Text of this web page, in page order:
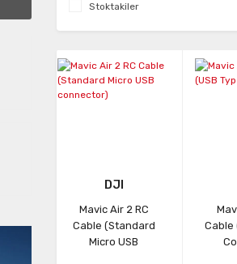
Stoktakiler
DJI
Mavic Air 2 RC
Cable (Standard
Micro USB
Cable